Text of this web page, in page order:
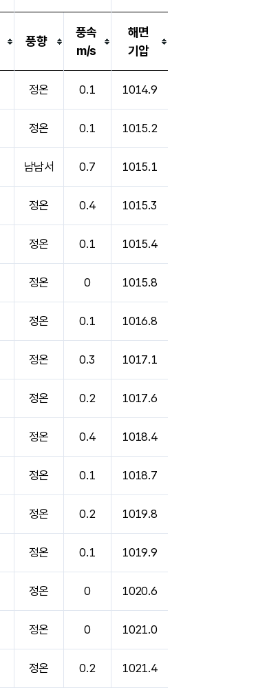
풍향
풍속
m/s
해면
기압
정온 0.1 1014.9
정온 0.1 1015.2
남남서 0.7 1015.1
정온 0.4 1015.3
정온 0.1 1015.4
정온 0 1015.8
정온 0.1 1016.8
정온 0.3 1017.1
정온 0.2 1017.6
정온 0.4 1018.4
정온 0.1 1018.7
정온 0.2 1019.8
정온 0.1 1019.9
정온 0 1020.6
정온 0 1021.0
정온 0.2 1021.4